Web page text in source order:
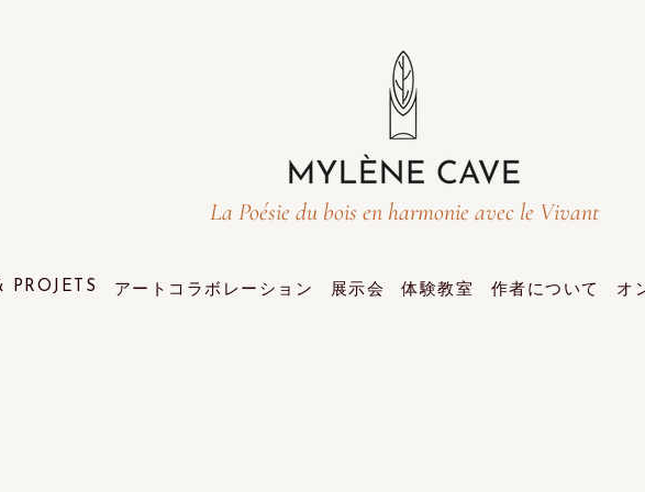
La Poésie du bois en harmonie avec le Vivant
PROJETS アートコラボレーション 展示会 体験教室 作者について オ